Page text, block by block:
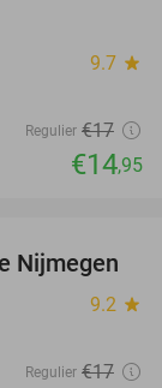
9.7 star
Regulier €17
€14,95
12%
Nijmegen
9.2 star
Regulier €17